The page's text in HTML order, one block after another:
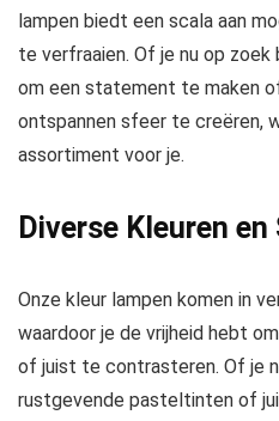
lampen biedt een scala aan
te verfraaien. Of je nu op
om een statement te maken
ontspannen sfeer te creëren,
assortiment voor je.
Diverse Kleuren
Onze kleur lampen komen in
waardoor je de vrijheid hebt
of juist te contrasteren. Of je
rustgevende pasteltinten of